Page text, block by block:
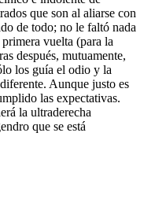
que son al aliarse con
de todo; no le faltó nada
vuelta (para la
después, mutuamente,
los guía el odio y la
Aunque justo es
las expectativas.
la ultraderecha
que se está